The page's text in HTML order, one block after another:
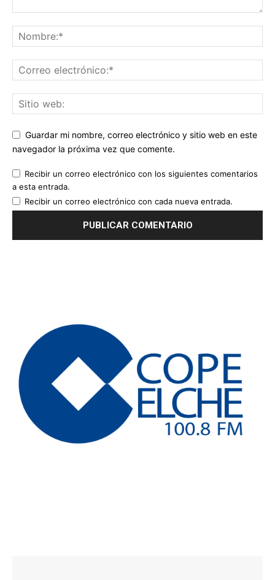
Guardar mi nombre, correo electrónico y sitio web en este
navegador la próxima vez que comente.
Recibir un correo electrónico con los siguientes comentarios
a esta entrada.
Recibir un correo electrónico con cada nueva entrada.